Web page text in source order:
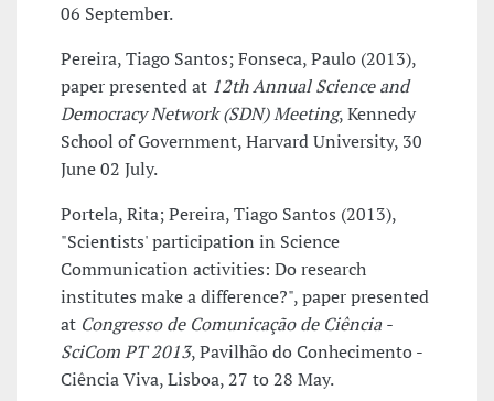
06 September.
Pereira, Tiago Santos; Fonseca, Paulo (2013),
paper presented at 12th Annual Science and
Democracy Network (SDN) Meeting, Kennedy
School of Government, Harvard University, 30
June 02 July.
Portela, Rita; Pereira, Tiago Santos (2013),
"Scientists' participation in Science
Communication activities: Do research
institutes make a difference?", paper presented
at Congresso de Comunicação de Ciência -
SciCom PT 2013, Pavilhão do Conhecimento -
Ciência Viva, Lisboa, 27 to 28 May.